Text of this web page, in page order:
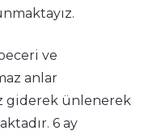
ve
anlar
giderek ünlenerek
6 ay